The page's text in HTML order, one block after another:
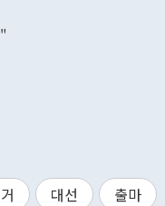
대선 출마